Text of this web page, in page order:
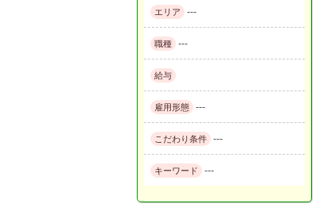
エリア ---
職種 ---
給与
雇用形態 ---
こだわり条件 ---
キーワード ---